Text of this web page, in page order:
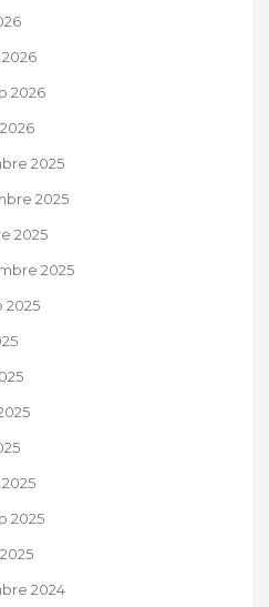
2026
2025
2025
2025
2025
2025
2025
2024